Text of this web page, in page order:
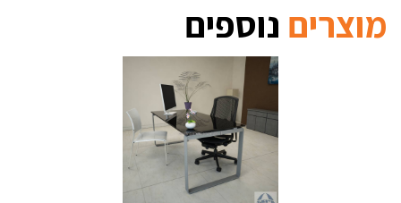
מוצרים נוספים